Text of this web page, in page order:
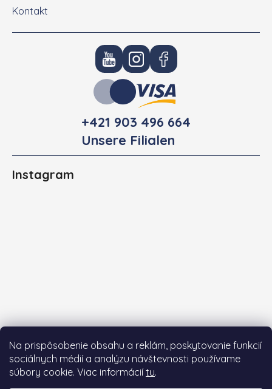
Na prispôsobenie obsahu a reklám, poskytovanie funkcií
sociálnych médií a analýzu návštevnosti používame
súbory cookie. Viac informácií tu.
Kontakt
+421 903 496 664
Unsere Filialen
Instagram